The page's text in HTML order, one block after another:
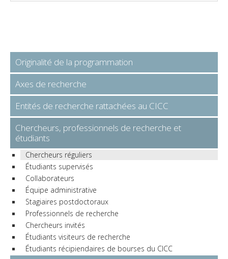
Originalité de la programmation
Axes de recherche
Entités de recherche rattachées au CICC
Chercheurs, professionnels de recherche et
étudiants
Chercheurs réguliers
Étudiants supervisés
Collaborateurs
Équipe administrative
Stagiaires postdoctoraux
Professionnels de recherche
Chercheurs invités
Étudiants visiteurs de recherche
Étudiants récipiendaires de bourses du CICC